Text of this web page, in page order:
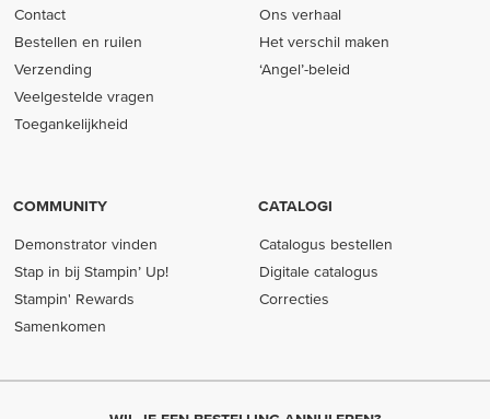
Contact
Bestellen en ruilen
Verzending
Veelgestelde vragen
Toegankelijkheid
Ons verhaal
Het verschil maken
‘Angel’-beleid
COMMUNITY
Demonstrator vinden
Stap in bij Stampin’ Up!
Stampin' Rewards
Samenkomen
CATALOGI
Catalogus bestellen
Digitale catalogus
Correcties